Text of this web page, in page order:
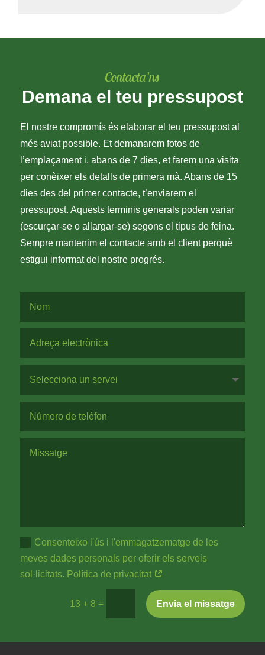
Contacta’ns
Demana el teu pressupost
El nostre compromís és elaborar el teu pressupost al
més aviat possible. Et demanarem fotos de
l’emplaçament i, abans de 7 dies, et farem una visita
per conèixer els detalls de primera mà. Abans de 15
dies des del primer contacte, t’enviarem el
pressupost. Aquests terminis generals poden variar
(escurçar-se o allargar-se) segons el tipus de feina.
Sempre mantenim el contacte amb el client perquè
estigui informat del nostre progrés.
Consenteixo l'ús i l'emmagatzematge de les
meves dades personals per oferir els serveis
sol·licitats. Política de privacitat
13 + 8 = Envia el missatge